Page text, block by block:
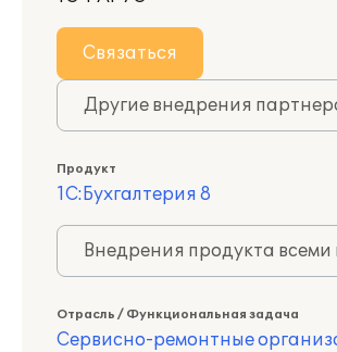
Связаться
Другие внедрения
Продукт
1С:Бухгалтерия 8
Внедрения продукта
Отрасль / Функциональная задача
Сервисно-ремонтные